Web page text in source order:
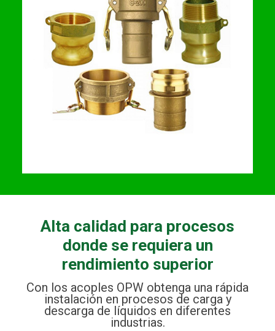
Alta calidad para procesos
donde se requiera un
rendimiento superior
Con los acoples OPW obtenga una rápida
instalación en procesos de carga y
descarga de líquidos en diferentes
industrias.